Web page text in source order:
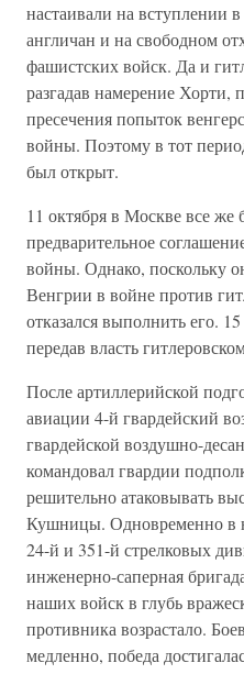
настаивали на вступлении
англичан и на свободном
фашистских войск. Да и
разгадав намерение Хорти,
пресечения попыток
войны. Поэтому в тот
был открыт.
11 октября в Москве все
предварительное
войны. Однако, поскольку
Венгрии в войне против
отказался выполнить его.
передав власть
После артиллерийской
авиации 4-й гвардейский
гвардейской воздушно-
командовал гвардии
решительно атаковывать
Кушницы. Одновременно в
24-й и 351-й стрелковых
инженерно-саперная
наших войск в глубь
противника возрастало.
медленно, победа